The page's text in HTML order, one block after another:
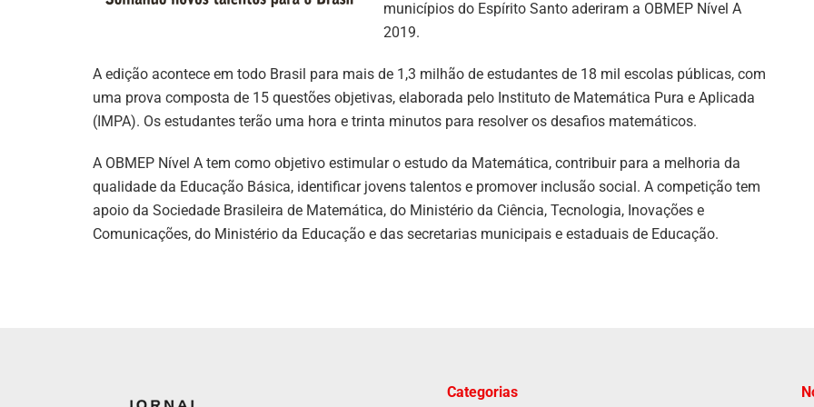
municípios do Espírito Santo aderiram a OBMEP Nível A
2019.
A edição acontece em todo Brasil para mais de 1,3 milhão de estudantes de 18 mil escolas públicas, com
uma prova composta de 15 questões objetivas, elaborada pelo Instituto de Matemática Pura e Aplicada
(IMPA). Os estudantes terão uma hora e trinta minutos para resolver os desafios matemáticos.
A OBMEP Nível A tem como objetivo estimular o estudo da Matemática, contribuir para a melhoria da
qualidade da Educação Básica, identificar jovens talentos e promover inclusão social. A competição tem
apoio da Sociedade Brasileira de Matemática, do Ministério da Ciência, Tecnologia, Inovações e
Comunicações, do Ministério da Educação e das secretarias municipais e estaduais de Educação.
Categorias